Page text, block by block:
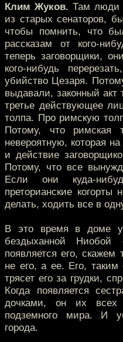
Клим Жуков. Там люди
из старых сенаторов,
чтобы помнить, что
рассказам от кого-
теперь заговорщики,
кого-нибудь
убийство Цезаря.
выдавали, законный
третье действующее
толпа. Про римскую
Потому, что римская
невероятную, которая
и действие
Потому, что все
Если они куда-
преторианские
делать, ходить все в
В это время в доме
бездыханной
появляется его, скажем
не его, а ее. Его,
трясет его за грудки,
Когда появляется
дочками, он их всех
подземного мира. И
города.